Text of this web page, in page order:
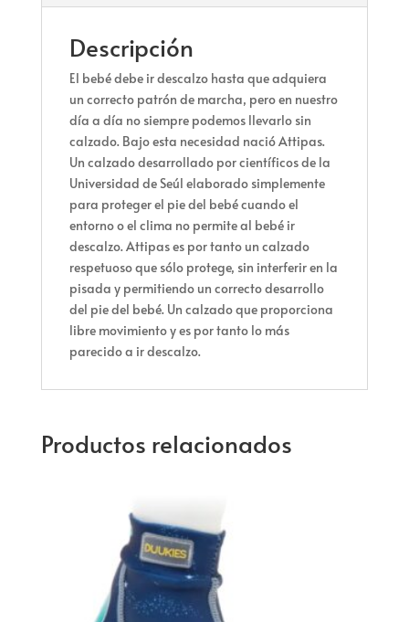
Descripción
El bebé debe ir descalzo hasta que adquiera
un correcto patrón de marcha, pero en nuestro
día a día no siempre podemos llevarlo sin
calzado. Bajo esta necesidad nació Attipas.
Un calzado desarrollado por científicos de la
Universidad de Seúl elaborado simplemente
para proteger el pie del bebé cuando el
entorno o el clima no permite al bebé ir
descalzo. Attipas es por tanto un calzado
respetuoso que sólo protege, sin interferir en la
pisada y permitiendo un correcto desarrollo
del pie del bebé. Un calzado que proporciona
libre movimiento y es por tanto lo más
parecido a ir descalzo.
Productos relacionados